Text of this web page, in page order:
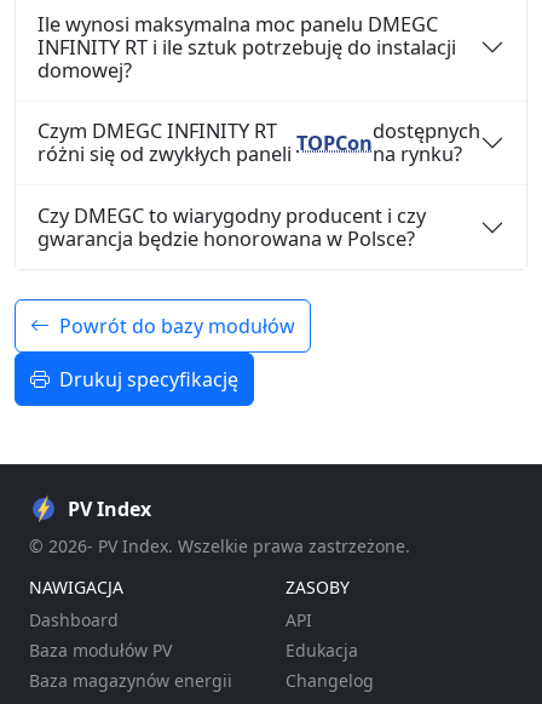
Ile wynosi maksymalna moc panelu DMEGC
INFINITY RT i ile sztuk potrzebuję do instalacji
domowej?
Czym DMEGC INFINITY RT
różni się od zwykłych paneli TOPCondostępnych
na rynku?
Czy DMEGC to wiarygodny producent i czy
gwarancja będzie honorowana w Polsce?
Powrót do bazy modułów
Drukuj specyfikację
PV Index
© 2026- PV Index. Wszelkie prawa zastrzeżone.
NAWIGACJA
Dashboard
Baza modułów PV
Baza magazynów energii
ZASOBY
API
Edukacja
Changelog